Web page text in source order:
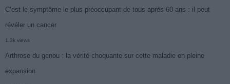
C’est le symptôme le plus préoccupant de tous après 60 ans : il peut
révéler un cancer
1.3k views
Arthrose du genou : la vérité choquante sur cette maladie en pleine
expansion